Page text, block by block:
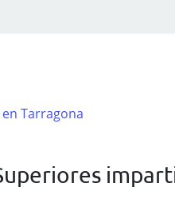
Tarragona